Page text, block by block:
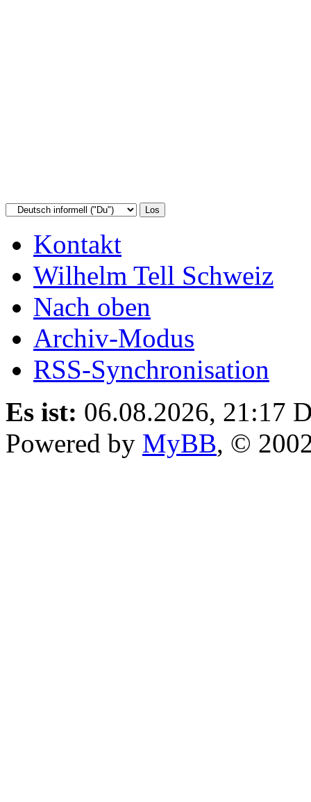
Kontakt
Wilhelm Tell Schweiz
Nach oben
Archiv-Modus
RSS-Synchronisation
Es ist: 06.08.2026, 21:17
Powered by MyBB, ©